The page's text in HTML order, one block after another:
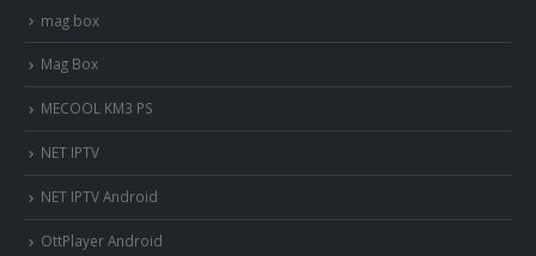
mag box
Mag Box
MECOOL KM3 PS
NET IPTV
NET IPTV Android
OttPlayer Android